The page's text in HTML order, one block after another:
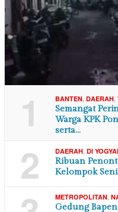
1 BANTEN DAERAH
Semangat
Warga KPK
serta…
2 DAERAH DI
Ribuan
Kelompok
METROPOLITAN
Gedung